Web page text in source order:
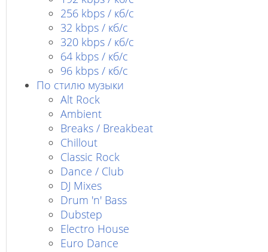
256 kbps / кб/с
32 kbps / кб/c
320 kbps / кб/с
64 kbps / кб/c
96 kbps / кб/c
По стилю музыки
Alt Rock
Ambient
Breaks / Breakbeat
Chillout
Classic Rock
Dance / Club
DJ Mixes
Drum 'n' Bass
Dubstep
Electro House
Euro Dance